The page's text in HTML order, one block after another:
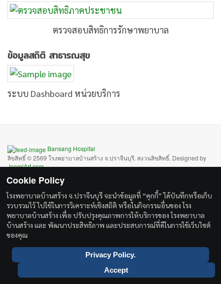
ตรวจสอบสิทธิการรักษาพยาบาล
ข้อมูลสถิติ สาธารณสุข
ระบบ Dashboard หน่วยบริการ
Bansang Hospital
ลิขสิทธิ์ © 2569 โรงพยาบาลบ้านสร้าง จ.ปราจีนบุรี. สงวนลิขสิทธิ์. Designed by
JoomlArt.com.
จูมล่าเป็นซอฟต์แวร์เสรีเผยแพร่ภายใต้เงื่อนไข
Cookie Policy
โรงพยาบาลบ้านสร้าง จ.ปราจีนบุรี จะนำข้อมูลที่ “คุกกี้” ได้บันทึกหรือเก็บ
รวบรวมไว้ ไปใช้ในการวิเคราะห์เชิงสถิติ หรือในกิจกรรมอื่นของ โรง
พยาบาลบ้านสร้าง เพื่อ ปรับปรุงคุณภาพการให้บริการของ โรงพยาบาล
บ้านสร้าง และ พัฒนาประสิทธิภาพ และประสบการณ์ที่ดีในการใช้เว็บไซต์
ของคุณ
Privacy Policy.
Accept
is a front-end framework of Twitter, Inc. Code licensed under
License.
Font Awesomefont licensed underSIL OFL 1.1.